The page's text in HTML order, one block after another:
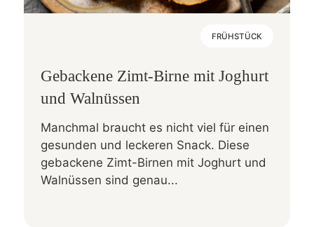
FRÜHSTÜCK
Gebackene Zimt-Birne mit Joghurt
und Walnüssen
Manchmal braucht es nicht viel für einen
gesunden und leckeren Snack. Diese
gebackene Zimt-Birnen mit Joghurt und
Walnüssen sind genau...